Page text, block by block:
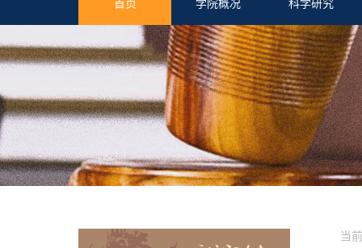
首页 学院概况 科学研究
当